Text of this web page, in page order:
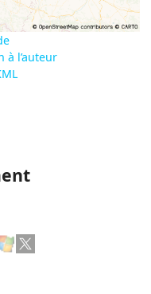
à l’auteur